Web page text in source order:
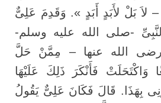
لاَ بَلْ لأَبَدٍ أَبَدٍ ». وَقَدِمَ عَلِىٌّ
-صلى الله عليه وسلم-
الله عنها – مِمَّنْ حَلَّ
وَاكْتَحَلَتْ فَأَنْكَرَ ذَلِكَ عَلَيْهَا
بِهَذَا. قَالَ فَكَانَ عَلِىٌّ يَقُولُ